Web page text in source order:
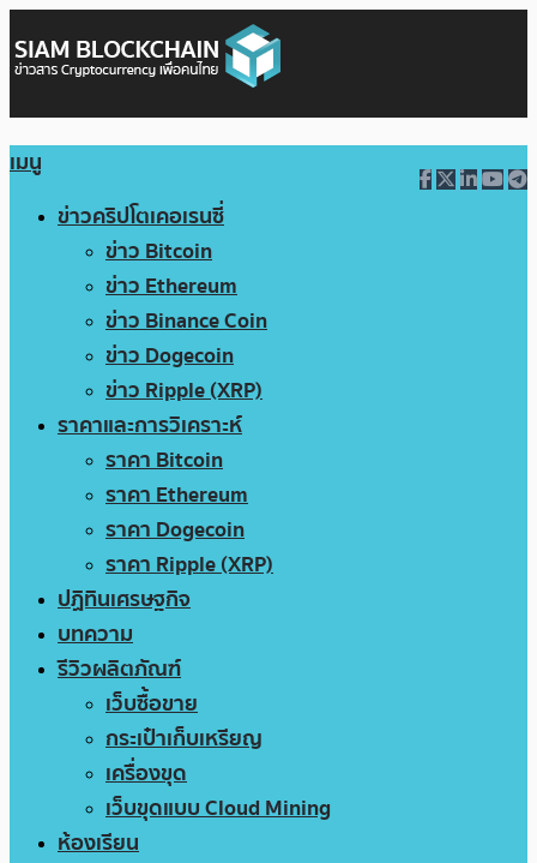
เมนู
ข่าวคริปโตเคอเรนซี่
ข่าว Bitcoin
ข่าว Ethereum
ข่าว Binance Coin
ข่าว Dogecoin
ข่าว Ripple (XRP)
ราคาและการวิเคราะห์
ราคา Bitcoin
ราคา Ethereum
ราคา Dogecoin
ราคา Ripple (XRP)
ปฏิทินเศรษฐกิจ
บทความ
รีวิวผลิตภัณฑ์
เว็บซื้อขาย
กระเป๋าเก็บเหรียญ
เครื่องขุด
เว็บขุดแบบ Cloud Mining
ห้องเรียน